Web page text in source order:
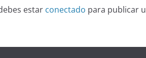
estar conectado para publicar